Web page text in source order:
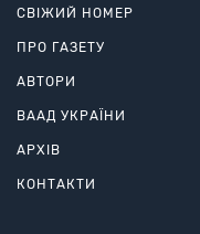
СВІЖИЙ НОМЕР
ПРО ГАЗЕТУ
АВТОРИ
ВААД УКРАЇНИ
АРХІВ
КОНТАКТИ